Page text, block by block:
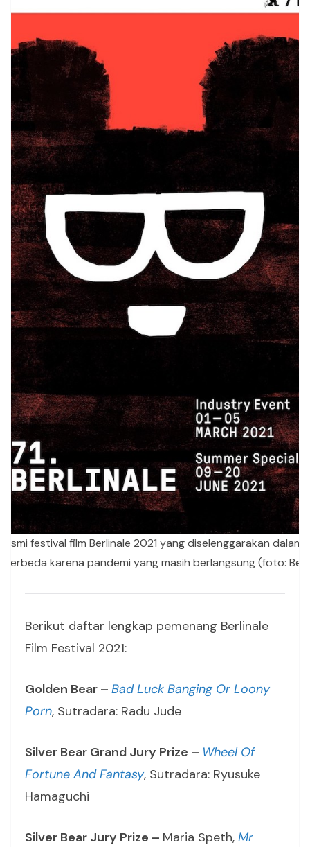
festival film Berlinale 2021 yang diselenggarakan dalam
berbeda karena pandemi yang masih berlangsung (foto:
Berikut daftar lengkap pemenang Berlinale
Film Festival 2021:
Golden Bear – Bad Luck Banging Or Loony
Porn, Sutradara: Radu Jude
Silver Bear Grand Jury Prize – Wheel Of
Fortune And Fantasy, Sutradara: Ryusuke
Hamaguchi
Silver Bear Jury Prize – Maria Speth, Mr